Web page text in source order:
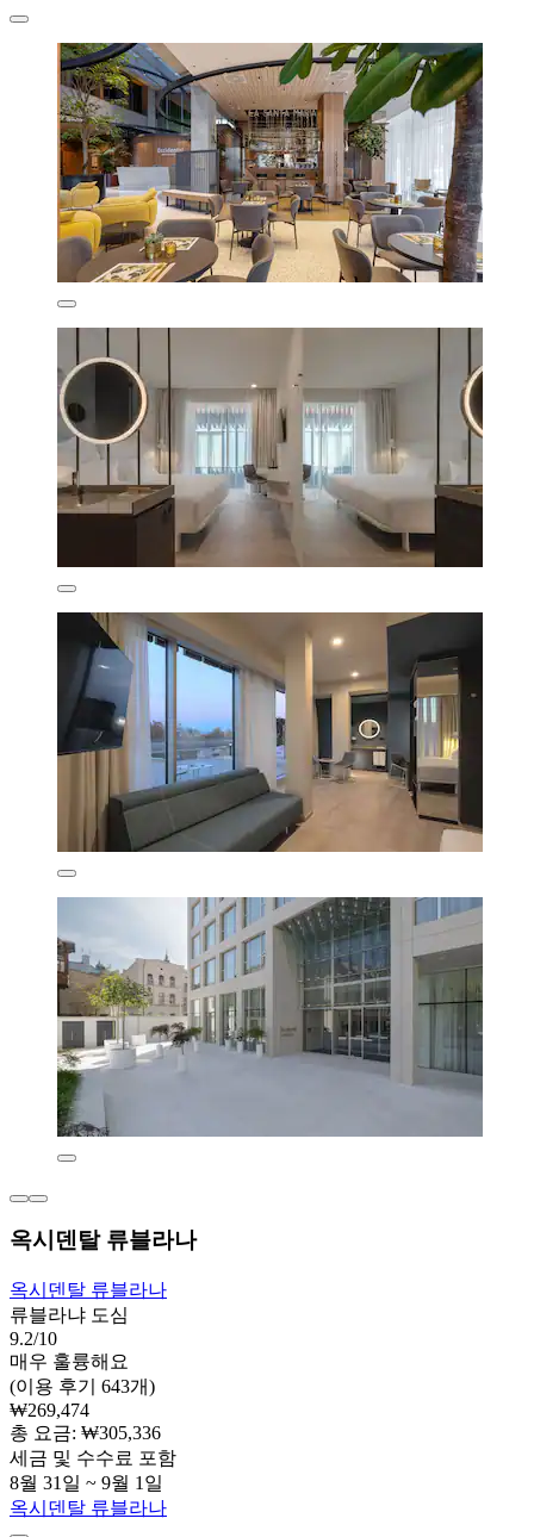
옥시덴탈 류블라나
옥시덴탈 류블라나
류블라냐 도심
9.2/10
매우 훌륭해요
(이용 후기 643개)
₩269,474
총 요금: ₩305,336
세금 및 수수료 포함
8월 31일 ~ 9월 1일
옥시덴탈 류블라나